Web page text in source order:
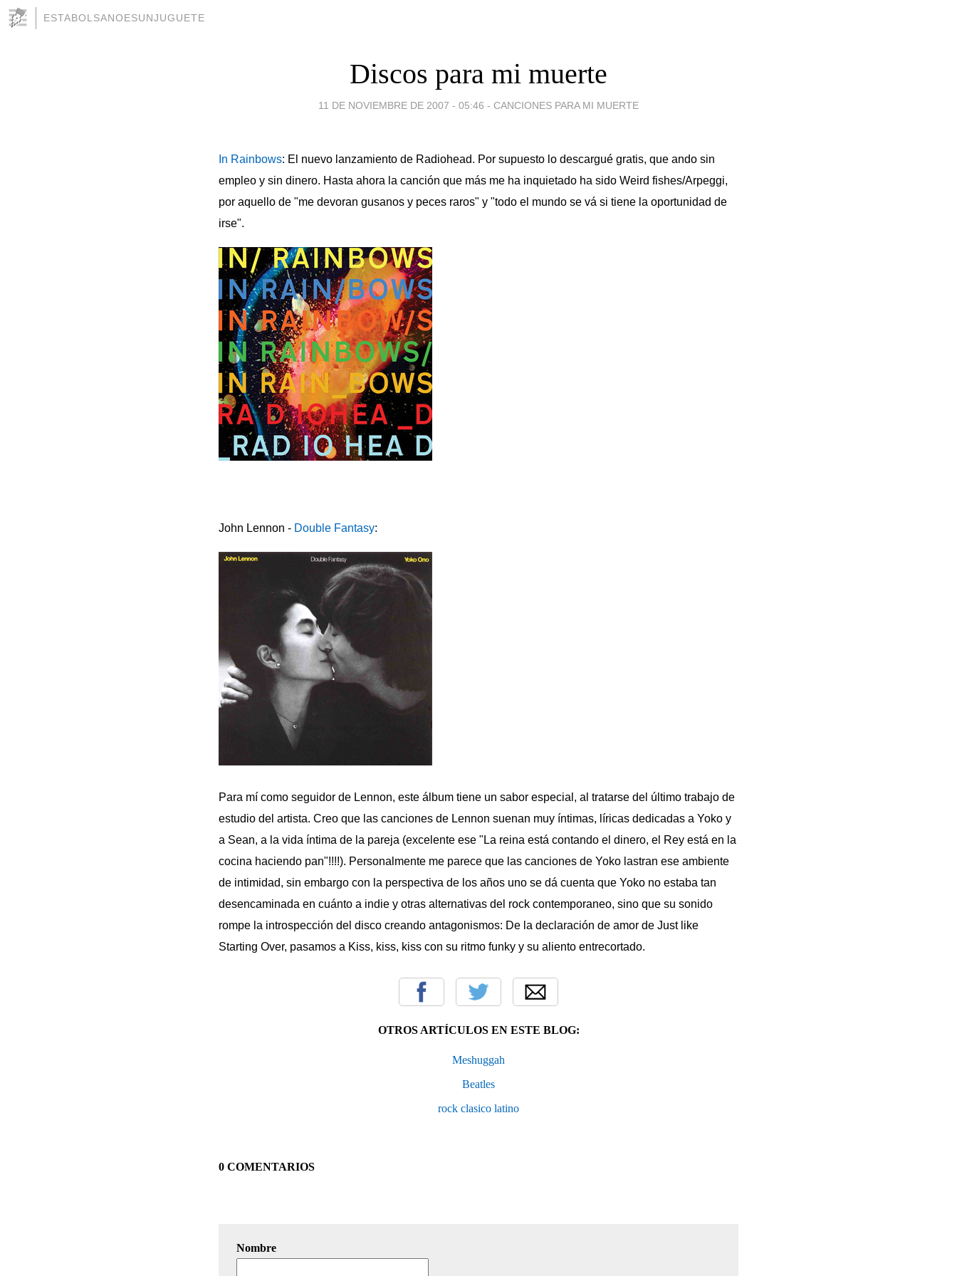
ESTABOLSANOESUNJUGUETE
Discos para mi muerte
11 DE NOVIEMBRE DE 2007 - 05:46 - CANCIONES PARA MI MUERTE
In Rainbows: El nuevo lanzamiento de Radiohead. Por supuesto lo descargué gratis, que ando sin
empleo y sin dinero. Hasta ahora la canción que más me ha inquietado ha sido Weird fishes/Arpeggi,
por aquello de "me devoran gusanos y peces raros" y "todo el mundo se vá si tiene la oportunidad de
irse".
John Lennon - Double Fantasy:
Para mí como seguidor de Lennon, este álbum tiene un sabor especial, al tratarse del último trabajo de
estudio del artista. Creo que las canciones de Lennon suenan muy íntimas, líricas dedicadas a Yoko y
a Sean, a la vida íntima de la pareja (excelente ese "La reina está contando el dinero, el Rey está en la
cocina haciendo pan"!!!!). Personalmente me parece que las canciones de Yoko lastran ese ambiente
de intimidad, sin embargo con la perspectiva de los años uno se dá cuenta que Yoko no estaba tan
desencaminada en cuánto a indie y otras alternativas del rock contemporaneo, sino que su sonido
rompe la introspección del disco creando antagonismos: De la declaración de amor de Just like
Starting Over, pasamos a Kiss, kiss, kiss con su ritmo funky y su aliento entrecortado.
OTROS ARTÍCULOS EN ESTE BLOG:
Meshuggah
Beatles
rock clasico latino
0 COMENTARIOS
Nombre